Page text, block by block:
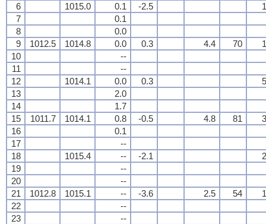
6
1015.0 0.1 -2.5
7
0.1
8
0.0
9
1012.5 1014.8 0.0 0.3 4.4 70
10
--
11
--
12
1014.1 0.0 0.3
13
2.0
14
1.7
15
1011.7 1014.1 0.8 -0.5 4.8 81
16
0.1
17
--
18
1015.4 -- -2.1
19
--
20
--
21
1012.8 1015.1 -- -3.6 2.5 54
22
--
23
--